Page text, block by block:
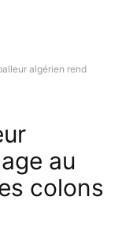
algérien rend
au
colons